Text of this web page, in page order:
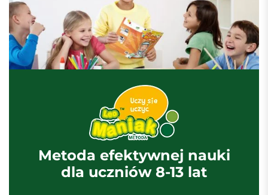
Metoda efektywnej nauki
dla uczniów 8-13 lat